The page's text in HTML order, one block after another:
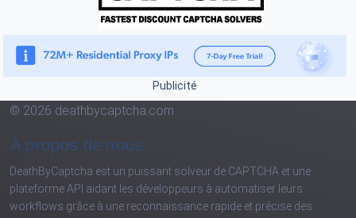
Publicité
© 2026 deathbycaptcha.com
À propos de nous
DeathByCaptcha est un puissant solveur de CAPTCHA et une
plateforme API aidant les développeurs à automatiser leurs
workflows grâce à une reconnaissance rapide et précise des